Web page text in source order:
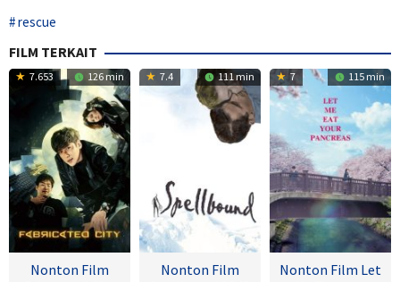
rescue
FILM TERKAIT
7.653 126 min
Nonton Film
7.4 111 min
Nonton Film
7 115 min
Nonton Film Let